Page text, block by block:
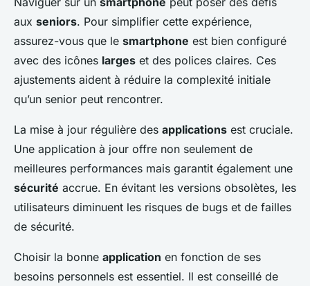
aux seniors. Pour simplifier cette expérience,
assurez-vous que le smartphone est bien configuré
avec des icônes larges et des polices claires. Ces
ajustements aident à réduire la complexité initiale
qu’un senior peut rencontrer.
La mise à jour régulière des applications est cruciale.
Une application à jour offre non seulement de
meilleures performances mais garantit également une
sécurité accrue. En évitant les versions obsolètes, les
utilisateurs diminuent les risques de bugs et de failles
de sécurité.
Choisir la bonne application en fonction de ses
besoins personnels est essentiel. Il est conseillé de